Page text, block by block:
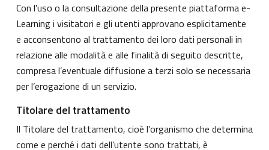
Con l'uso o la consultazione della presente piattaforma e-
Learning i visitatori e gli utenti approvano esplicitamente
e acconsentono al trattamento dei loro dati personali in
relazione alle modalità e alle finalità di seguito descritte,
compresa l’eventuale diffusione a terzi solo se necessaria
per l’erogazione di un servizio.
Titolare del trattamento
Il Titolare del trattamento, cioè l’organismo che determina
come e perché i dati dell’utente sono trattati, è